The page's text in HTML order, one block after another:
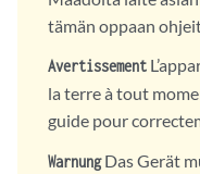
tämän oppaan
Avertissement
la terre à tout
guide pour
WarnungDas Gerät